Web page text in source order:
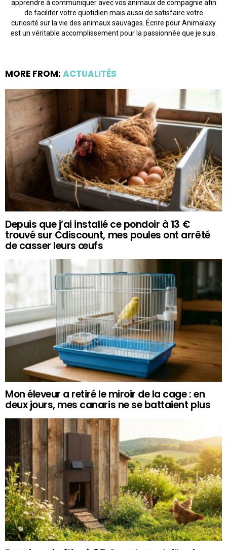
apprendre à communiquer avec vos animaux de compagnie afin
de faciliter votre quotidien mais aussi de satisfaire votre
curiosité sur la vie des animaux sauvages. Écrire pour Animalaxy
est un véritable accomplissement pour la passionnée que je suis.
MORE FROM: ACTUALITÉS
Depuis que j’ai installé ce pondoir à 13 €
trouvé sur Cdiscount, mes poules ont arrêté
de casser leurs œufs
Mon éleveur a retiré le miroir de la cage : en
deux jours, mes canaris ne se battaient plus